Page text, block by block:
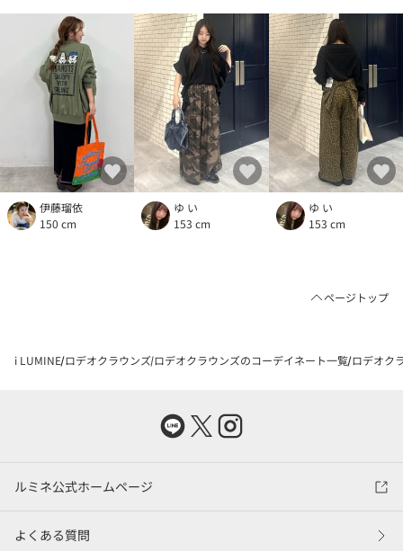
伊藤瑠依
150 cm
ゆ い
153 cm
ゆ い
153 cm
ページトップ
i LUMINE ロデオクラウンズ ロデオクラウンズのコーデイネート一覧 ロデオク
ルミネ公式ホームページ
よくある質問